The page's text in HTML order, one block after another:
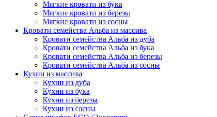
Мягкие кровати из бука
Мягкие кровати из березы
Мягкие кровати из сосны
Кровати семейства Альба из массива
Кровати семейства Альба из дуба
Кровати семейства Альба из бука
Кровати семейства Альба из березы
Кровати семейства Альба из сосны
Кухни из массива
Кухни из дуба
Кухни из бука
Кухни из березы
Кухни из сосны